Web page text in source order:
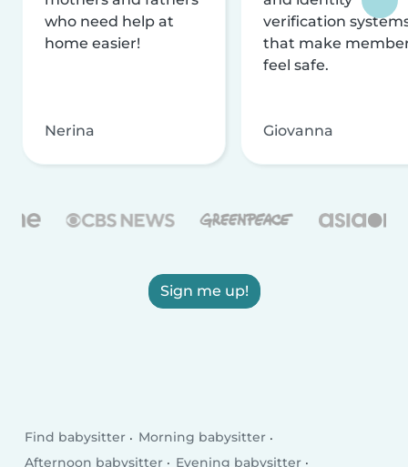
who need help at
home easier!
Nerina
verification
that make
feel safe.
Giovanna
Sign me up!
Find babysitter
Morning babysitter
Afternoon babysitter
Evening babysitter